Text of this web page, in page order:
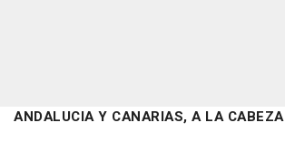
ANDALUCIA Y CANARIAS, A LA CABEZA